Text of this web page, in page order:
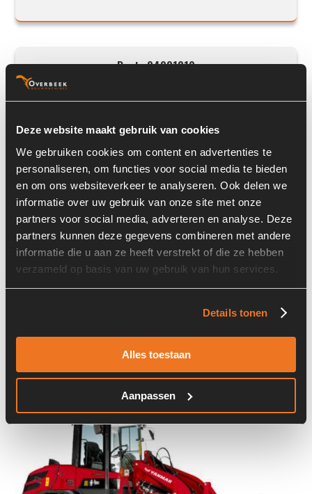
Deze website maakt gebruik van cookies
We gebruiken cookies om content en advertenties te
personaliseren, om functies voor social media te bieden
en om ons websiteverkeer te analyseren. Ook delen we
informatie over uw gebruik van onze site met onze
partners voor social media, adverteren en analyse. Deze
partners kunnen deze gegevens combineren met andere
informatie die u aan ze heeft verstrekt of die ze hebben
verzameld op basis van uw gebruik van hun services.
Details tonen
Alles toestaan
Aanpassen
Deutz 04201319
Prijs op aanvraag
Voorraad nummer:
7313-003